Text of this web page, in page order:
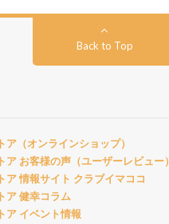
Back to Top
ア（オンラインショップ）
ア お客様の声（ユーザーレビュー）
ア 情報サイト クラブイマココ
ア 健幸コラム
ア イベント情報